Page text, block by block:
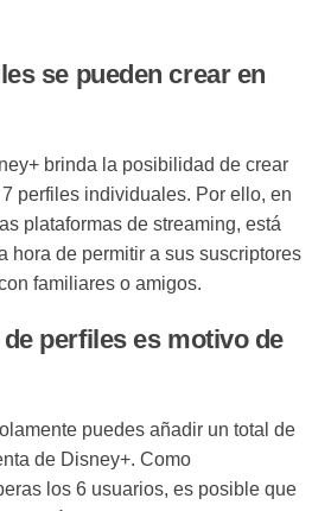
se pueden crear en
brinda la posibilidad de crear
perfiles individuales. Por ello, en
plataformas de streaming, está
hora de permitir a sus suscriptores
familiares o amigos.
perfiles es motivo de
puedes añadir un total de
de Disney+. Como
los 6 usuarios, es posible que